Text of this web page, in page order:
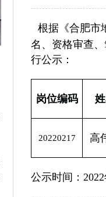
根据《合肥市
名、资格审查
行公示：
岗位编码
20220217 高
公示时间：